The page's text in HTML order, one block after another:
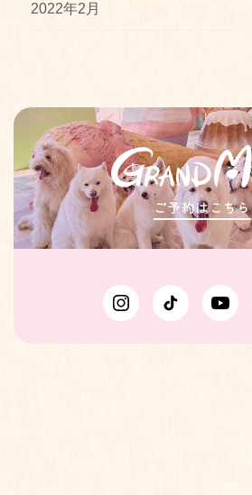
2022年2月
ご予約はこちら